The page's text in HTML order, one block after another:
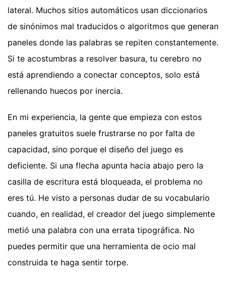
lateral. Muchos sitios automáticos usan diccionarios
de sinónimos mal traducidos o algoritmos que generan
paneles donde las palabras se repiten constantemente.
Si te acostumbras a resolver basura, tu cerebro no
está aprendiendo a conectar conceptos, solo está
rellenando huecos por inercia.
En mi experiencia, la gente que empieza con estos
paneles gratuitos suele frustrarse no por falta de
capacidad, sino porque el diseño del juego es
deficiente. Si una flecha apunta hacia abajo pero la
casilla de escritura está bloqueada, el problema no
eres tú. He visto a personas dudar de su vocabulario
cuando, en realidad, el creador del juego simplemente
metió una palabra con una errata tipográfica. No
puedes permitir que una herramienta de ocio mal
construida te haga sentir torpe.